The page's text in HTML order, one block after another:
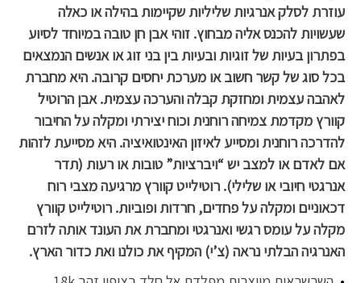
עוזרת לסלק אנרגיות שליליות שקיימות בהילה או כאלה
שעשויות להכנס אליה מבחוץ. זוהי אבן חן טובה במיוחד לסיוע
בפתרון בעיות של זוגיות ובעיות בין בני זוג או אנשים הנמצאים
בכל סוג של קשר חשוב או מערכת יחסים קרובה. היא מחברת
לאהבה עצמית ומחזקת קבלה והערכה עצמית. אבן הרוטיל
קוורץ מקדמת צמיחה רוחנית וכוח יצירתי ומקלה על החיבור
להדרכה רוחנית ומסייע לאיזון האינטואיציה. היא מסייעת לזהות
אם לאדם או למצב יש “ויברציות” טובות או רעות (תדר
אנרגטי חיובי או שלילי). רוטילייט קוורץ מרגיעה מצבי רוח
דכאוניים ומקלה על פחדים, חרדות ופוביות. רוטילייט קוורץ
מקלה על עומס רגשי ואנרגטי ומחברת את העונד אותה לזרם
האנרגיה הבלתי נראה (צ’י) המקיף את כולנו ואת כדור הארץ.